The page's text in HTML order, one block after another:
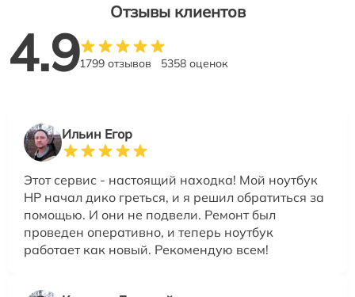
Отзывы клиентов
4.91799 отзывов 5358 оценок
Ильин Егор
Этот сервис - настоящий находка! Мой ноутбук
HP начал дико греться, и я решил обратиться за
помощью. И они не подвели. Ремонт был
проведен оперативно, и теперь ноутбук
работает как новый. Рекомендую всем!